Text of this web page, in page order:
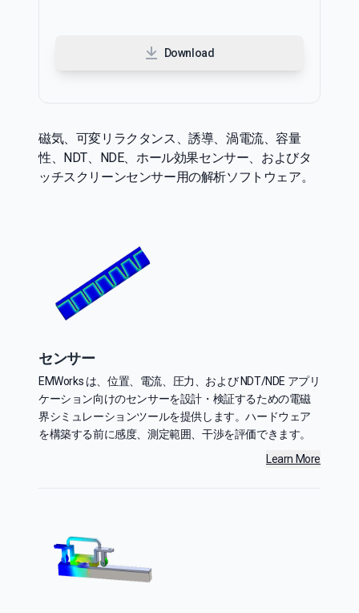
Download
磁気、可変リラクタンス、誘導、渦電流、容量
性、NDT、NDE、ホール効果センサー、およびタ
ッチスクリーンセンサー用の解析ソフトウェア。
センサー
EMWorks は、位置、電流、圧力、および NDT/NDE アプリ
ケーション向けのセンサーを設計・検証するための電磁
界シミュレーションツールを提供します。ハードウェア
を構築する前に感度、測定範囲、干渉を評価できます。
Learn More